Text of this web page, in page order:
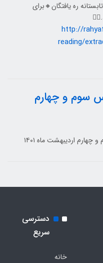
ره یافتگان🔸برای
http://
reading/
سوم و چهارم
اردیبهشت ماه ۱۴۰۱
دسترسی
سریع
خانه